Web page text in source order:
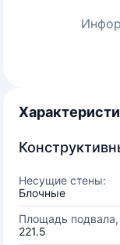
Несущие стены:
Блочные
Площадь подвала,
221.5